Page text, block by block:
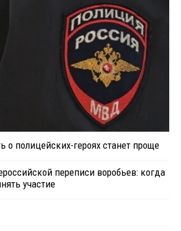
о полицейских-героях станет проще
переписи воробьев: когда
участие